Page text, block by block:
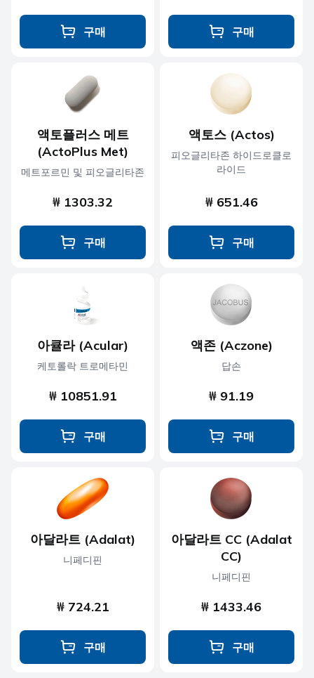
구매 구매
액토플러스 메트
(ActoPlus Met)
메트포르민 및 피오글리타존
₩ 1303.32
구매
액토스 (Actos)
피오글리타존 하이드로클로
라이드
₩ 651.46
구매
아큘라 (Acular)
케토롤락 트로메타민
₩ 10851.91
구매
액존 (Aczone)
답손
₩ 91.19
구매
아달라트 (Adalat)
니페디핀
₩ 724.21
구매
아달라트 CC (Adalat
CC)
니페디핀
₩ 1433.46
구매